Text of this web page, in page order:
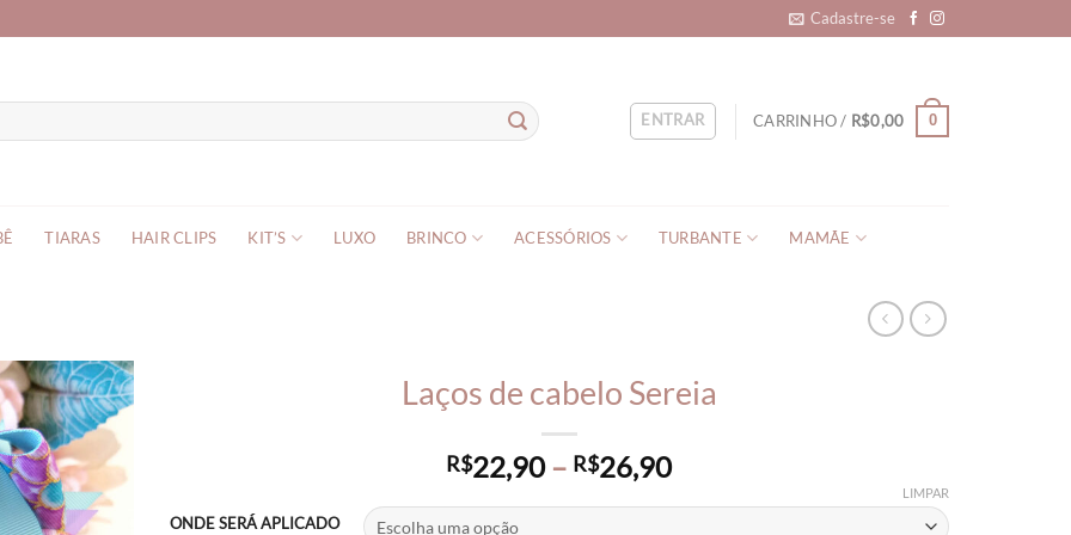
Cadastre-se
ENTRAR CARRINHO / R$0,00 0
TIARAS HAIR CLIPS KIT’S LUXO BRINCO ACESSÓRIOS TURBANTE MAMÃE
Laços de cabelo Sereia
R$22,90 – R$26,90Price
ONDE SERÁ APLICADO
LIMPAR